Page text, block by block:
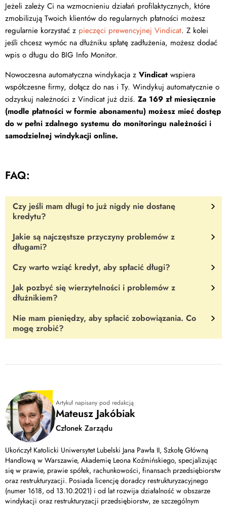
Jeżeli zależy Ci na wzmocnieniu działań profilaktycznych, które
zmobilizują Twoich klientów do regularnych płatności możesz
regularnie korzystać z pieczęci prewencyjnej Vindicat. Z kolei
jeśli chcesz wymóc na dłużniku spłatę zadłużenia, możesz dodać
wpis o długu do BIG Info Monitor.
Nowoczesna automatyczna windykacja z Vindicat wspiera
współczesne firmy, dołącz do nas i Ty. Windykuj automatycznie o
odzyskuj należności z Vindicat już dziś. Za 169 zł miesięcznie
(modle płatności w formie abonamentu) możesz mieć dostęp
do w pełni zdalnego systemu do monitoringu należności i
samodzielnej windykacji online.
FAQ:
Czy jeśli mam długi to już nigdy nie dostanę
kredytu?
Nie, to Cię nie przekreśla. Banki biorą pod uwagę historię
zadłużenia, ale ostateczną decyzję podejmą w oparciu również o
stabilność zatrudnienia, wysokość dochodów, a także to jak
Jakie są najczęstsze przyczyny problemów z
długami?
Do najczęstszych przyczyn problemów z długami zaliczamy
przede wszystkim: utratę pracy lub zdegradowanie na niższe
stanowisko, nieumiejętne zarządzanie finansami, zmianę sytuacji
Czy warto wziąć kredyt, aby spłacić długi?
W pierwszej kolejnościspróbuj spłacić długi bez zapożyczania
się. Jeśli bardzo Ci zależy, to koniecznie
doradcą finansowym, aby rozważnie dobrać kolejny kredyt i
opracować strategię spłaty kredytu i zadłużenia, które już masz.
Jak pozbyć się wierzytelności i problemów z
dłużnikiem?
Najszybszym sposobem jest dodanie swojej wierzytelności na
giełdę długów Vindicat
Nie mam pieniędzy, aby spłacić zobowiązania. Co
mogę zrobić?
ich windykatorami. Razem opracujecie raty, które dasz radę
Artykuł napisany pod redakcją
Mateusz Jakóbiak
Członek Zarządu
Ukończył Katolicki Uniwersytet Lubelski Jana Pawła II, Szkołę Główną
Handlową w Warszawie, Akademię Leona Koźmińskiego, specjalizując
się w prawie, prawie spółek, rachunkowości, finansach przedsiębiorstw
oraz restrukturyzacji. Posiada licencję doradcy restrukturyzacyjnego
(numer 1618, od 13.10.2021) i od lat rozwija działalność w obszarze
windykacji oraz restrukturyzacji przedsiębiorstw, ze szczególnym